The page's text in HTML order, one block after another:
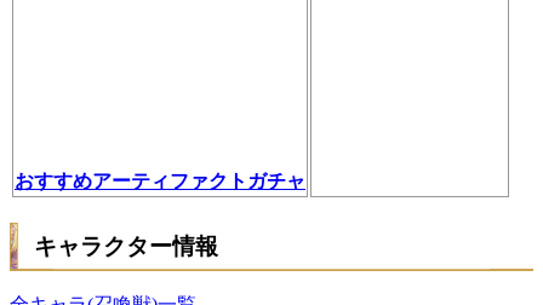
おすすめアーティファクトガチャ
キャラクター情報